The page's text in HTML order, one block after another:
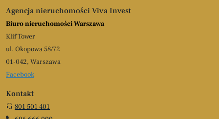
Agencja nieruchomości Viva Invest
Biuro nieruchomości Warszawa
Klif Tower
ul. Okopowa 58/72
01-042, Warszawa
Facebook
Kontakt
801 501 401